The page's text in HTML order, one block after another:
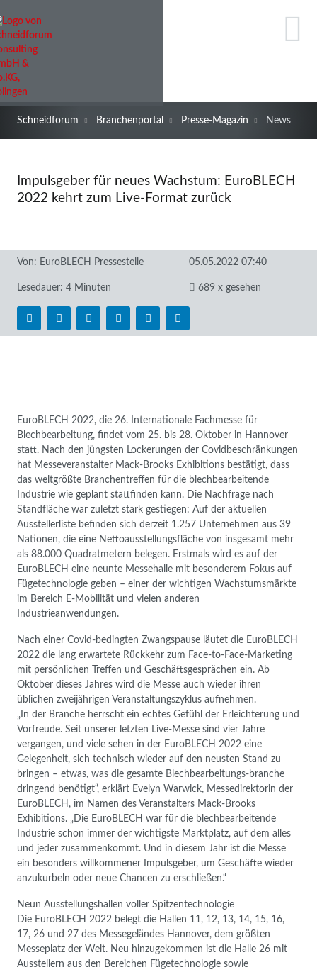
Schneidforum Branchenportal Presse-Magazin News
Impulsgeber für neues Wachstum: EuroBLECH
2022 kehrt zum Live-Format zurück
Von: EuroBLECH Pressestelle 05.05.2022 07:40
Lesedauer: 4 Minuten 689 x gesehen
EuroBLECH 2022, die 26. Internationale Fachmesse für
Blechbearbeitung, findet vom 25. bis 28. Oktober in Hannover
statt. Nach den jüngsten Lockerungen der Covidbeschränkungen
hat Messeveranstalter Mack-Brooks Exhibitions bestätigt, dass
das weltgrößte Branchentreffen für die blechbearbeitende
Industrie wie geplant stattfinden kann. Die Nachfrage nach
Standfläche war zuletzt stark gestiegen: Auf der aktuellen
Ausstellerliste befinden sich derzeit 1.257 Unternehmen aus 39
Nationen, die eine Nettoausstellungsfläche von insgesamt mehr
als 88.000 Quadratmetern belegen. Erstmals wird es auf der
EuroBLECH eine neunte Messehalle mit besonderem Fokus auf
Fügetechnologie geben – einer der wichtigen Wachstumsmärkte
im Bereich E-Mobilität und vielen anderen
Industrieanwendungen.
Nach einer Covid-bedingten Zwangspause läutet die EuroBLECH
2022 die lang erwartete Rückkehr zum Face-to-Face-Marketing
mit persönlichen Treffen und Geschäftsgesprächen ein. Ab
Oktober dieses Jahres wird die Messe auch wieder ihren
üblichen zweijährigen Veranstaltungszyklus aufnehmen.
„In der Branche herrscht ein echtes Gefühl der Erleichterung und
Vorfreude. Seit unserer letzten Live-Messe sind vier Jahre
vergangen, und viele sehen in der EuroBLECH 2022 eine
Gelegenheit, sich technisch wieder auf den neusten Stand zu
bringen – etwas, was die gesamte Blechbearbeitungs-branche
dringend benötigt“, erklärt Evelyn Warwick, Messedirektorin der
EuroBLECH, im Namen des Veranstalters Mack-Brooks
Exhibitions. „Die EuroBLECH war für die blechbearbeitende
Industrie schon immer der wichtigste Marktplatz, auf dem alles
und jeder zusammenkommt. Und in diesem Jahr ist die Messe
ein besonders willkommener Impulsgeber, um Geschäfte wieder
anzukurbeln oder neue Chancen zu erschließen.“
Neun Ausstellungshallen voller Spitzentechnologie
Die EuroBLECH 2022 belegt die Hallen 11, 12, 13, 14, 15, 16,
17, 26 und 27 des Messegeländes Hannover, dem größten
Messeplatz der Welt. Neu hinzugekommen ist die Halle 26 mit
Ausstellern aus den Bereichen Fügetechnologie sowie